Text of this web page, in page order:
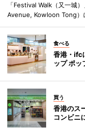
「Festival Walk（又一城
Avenue, Kowloon Tong）
食べる
香港・ifc
ップ ポッ
買う
香港のス
コンビニ